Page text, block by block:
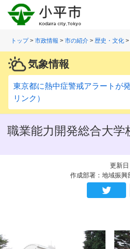
トップ>市政情報 >市の紹介 >歴史・文化 >
気象情報
東京都に熱中症警戒アラートが
リンク）
職業能力開発総合大学
更新
作成部署：地域振興